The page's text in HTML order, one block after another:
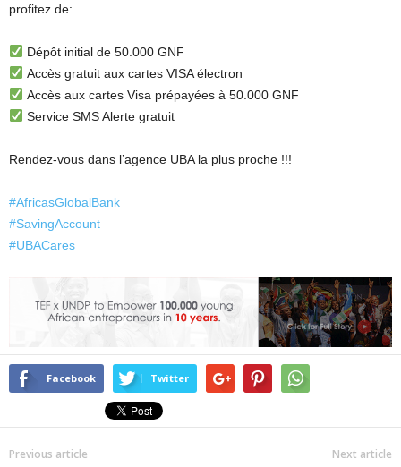
profitez de:
Dépôt initial de 50.000 GNF
Accès gratuit aux cartes VISA électron
Accès aux cartes Visa prépayées à 50.000 GNF
Service SMS Alerte gratuit
Rendez-vous dans l’agence UBA la plus proche !!!
#AfricasGlobalBank
#SavingAccount
#UBACares
Facebook Twitter
Previous article Next article